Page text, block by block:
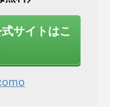
サイトはこ